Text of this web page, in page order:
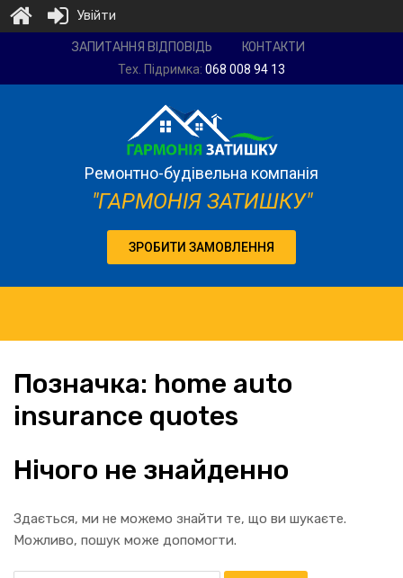
компанія
ЗАПИТАННЯ ВІДПОВІДЬ КОНТАКТИ
Тех. Підримка: 068 008 94 13
Ремонтно-будівельна компанія
"ГАРМОНІЯ ЗАТИШКУ"
ЗРОБИТИ ЗАМОВЛЕННЯ
Позначка: home auto
insurance quotes
Нічого не знайденно
Здається, ми не можемо знайти те, що ви шукаєте.
Можливо, пошук може допомогти.
Увійти